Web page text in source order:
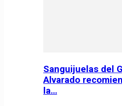
Sanguijuelas del
Alvarado
la…